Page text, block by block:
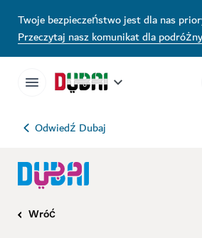
Twoje bezpieczeństwo jest dla nas
Przeczytaj nasz komunikat dla
Odwiedź Dubaj
Wróć